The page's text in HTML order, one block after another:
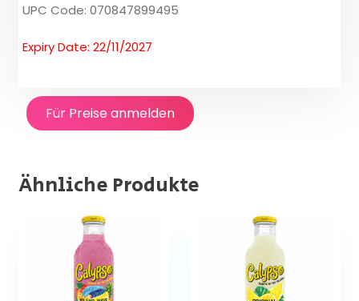
UPC Code: 070847899495
Expiry Date: 22/11/2027
Für Preise anmelden
Ähnliche Produkte